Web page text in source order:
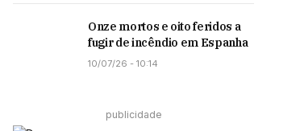
Onze mortos e oito feridos a
fugir de incêndio em Espanha
10/07/26 - 10:14
publicidade